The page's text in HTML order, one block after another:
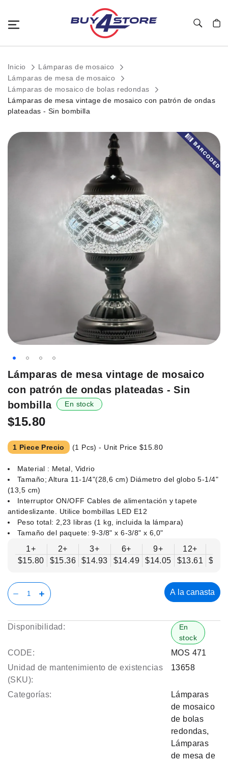
Inicio
Lámparas de mosaico
Lámparas de mesa de mosaico
Lámparas de mosaico de bolas redondas
Lámparas de mesa vintage de mosaico con patrón de ondas
plateadas - Sin bombilla
Saltar
al
Saltar
principio
de
galería
imágenes.
Lámparas de mesa vintage de mosaico
con patrón de ondas plateadas - Sin
bombilla
En stock
$15.80
1 Piece Precio (1 Pcs) - Unit Price $15.80
Material : Metal, Vidrio
Tamaño; Altura 11-1/4"(28,6 cm) Diámetro del globo 5-1/4"
(13,5 cm)
Interruptor ON/OFF Cables de alimentación y tapete
antideslizante. Utilice bombillas LED E12
Peso total: 2,23 libras (1 kg, incluida la lámpara)
Tamaño del paquete: 9-3/8" x 6-3/8" x 6,0"
1+
$15.80
2+
$15.36
3+
$14.93
6+
$14.49
9+
$14.05
12+
$13.61
A la canasta
Disponibilidad:
En
stock
CODE:
MOS 471
Unidad de mantenimiento de existencias
(SKU):
13658
Categorías:
Lámparas
de mosaico
de bolas
redondas,
Lámparas
de mesa de